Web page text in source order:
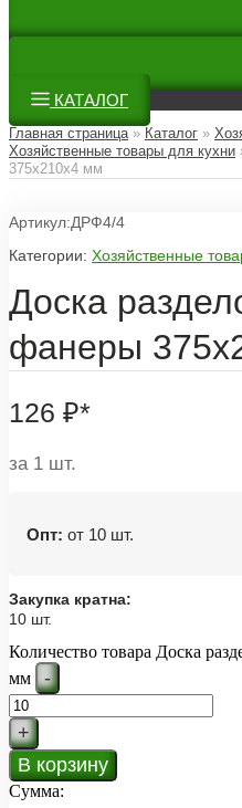
КАТАЛОГ
Главная страница» Каталог »
Хозяйственные товары для кухни
375x210x4 мм
Артикул:ДРФ4/4
Категории: Хозяйственные
Доска
фанеры
126 ₽*
за 1 шт.
Опт: от 10 шт.
Закупка кратна:
10 шт.
Количество товара Доска
мм
-
+
В корзину
Сумма: